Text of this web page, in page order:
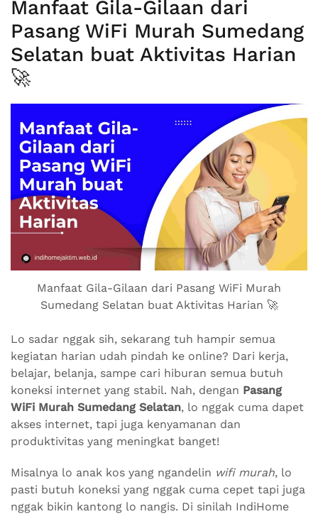
Manfaat Gila-Gilaan dari
Pasang WiFi Murah Sumedang
Selatan buat Aktivitas Harian
🚀
Manfaat Gila-Gilaan dari Pasang WiFi Murah
Sumedang Selatan buat Aktivitas Harian 🚀
Lo sadar nggak sih, sekarang tuh hampir semua
kegiatan harian udah pindah ke online? Dari kerja,
belajar, belanja, sampe cari hiburan semua butuh
koneksi internet yang stabil. Nah, dengan Pasang
WiFi Murah Sumedang Selatan, lo nggak cuma dapet
akses internet, tapi juga kenyamanan dan
produktivitas yang meningkat banget!
Misalnya lo anak kos yang ngandelin wifi murah, lo
pasti butuh koneksi yang nggak cuma cepet tapi juga
nggak bikin kantong lo nangis. Di sinilah IndiHome